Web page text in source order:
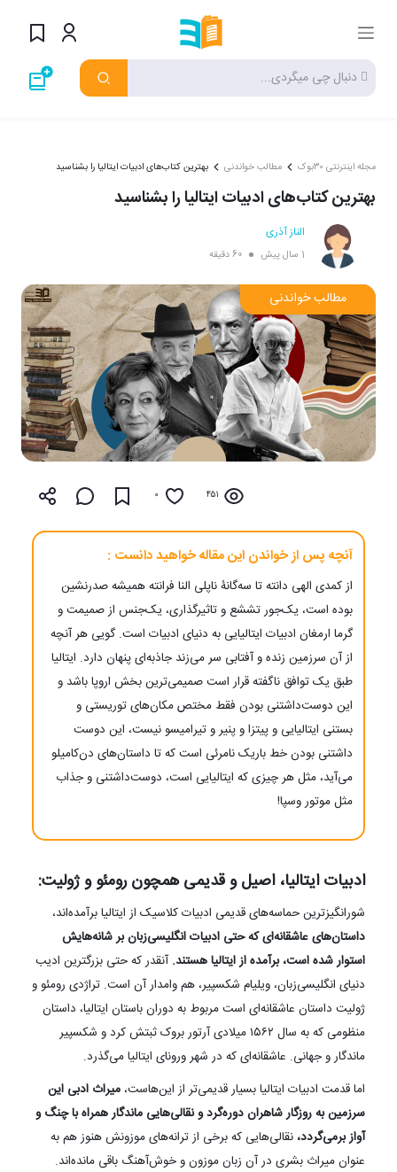
مجله اینترنتی ۳۰بوک مطالب خواندنی بهترین‌ کتاب‌های ادبیات ایتالیا را بشناسید
بهترین‌ کتاب‌های ادبیات ایتالیا را بشناسید
الناز آذری
1 سال پیش 60 دقیقه
مطالب خواندنی
451
0
آنچه پس از خواندن این مقاله خواهید دانست :
از کمدی الهی دانته تا سه‌گانۀ ناپلی النا فرانته همیشه صدرنشین
بوده است، یک‌جور تششع و تاثیرگذاری، یک‌جنس از صمیمت و
گرما ارمغان ادبیات ایتالیایی به دنیای ادبیات است. گویی هر آنچه
از آن سرزمین زنده و آفتابی سر می‌زند جاذبه‌ای پنهان دارد. ایتالیا
طبق یک توافق ناگفته قرار است صمیمی‌ترین بخش اروپا باشد و
این دوست‌داشتنی بودن فقط مختص مکان‌های توریستی و
بستنی ایتالیایی و پیتزا و پنیر و تیرامیسو نیست، این دوست
داشتنی بودن خط باریک نامرئی است که تا داستان‌های دن‌کامیلو
می‌آید، مثل هر چیزی که ایتالیایی است، دوست‌داشتنی و جذاب
مثل موتور وسپا!
ادبیات ایتالیا، اصیل و قدیمی همچون رومئو و ژولیت:
شورانگیزترین حماسه‌های قدیمی ادبیات کلاسیک از ایتالیا برآمده‌اند،
داستان‌های عاشقانه‌ای که حتی ادبیات انگلیسی‌زبان بر شانه‌هایش
استوار شده است، برآمده از ایتالیا هستند. آنقدر که حتی بزرگترین ادیب
دنیای انگلیسی‌زبان، ویلیام شکسپیر، هم وامدار آن است. تراژدی رومئو و
ژولیت داستان عاشقانه‌ای است مربوط به دوران باستان ایتالیا، داستان
منظومی که به سال ۱۵۶۲ میلادی آرتور بروک ثبتش کرد و شکسپیر
ماندگار و جهانی. عاشقانه‌ای که در شهر ورونای ایتالیا می‌گذرد.
اما قدمت ادبیات ایتالیا بسیار قدیمی‌تر از این‌هاست، میراث ادبی این
سرزمین به روزگار شاهران دوره‌گرد و نقالی‌هایی ماندگار همراه با چنگ و
آواز برمی‌گردد،نقالی‌هایی که برخی از ترانه‌های موزونش هنوز هم به
عنوان میراث بشری در آن زبان موزون و خوش‌آهنگ باقی مانده‌اند.